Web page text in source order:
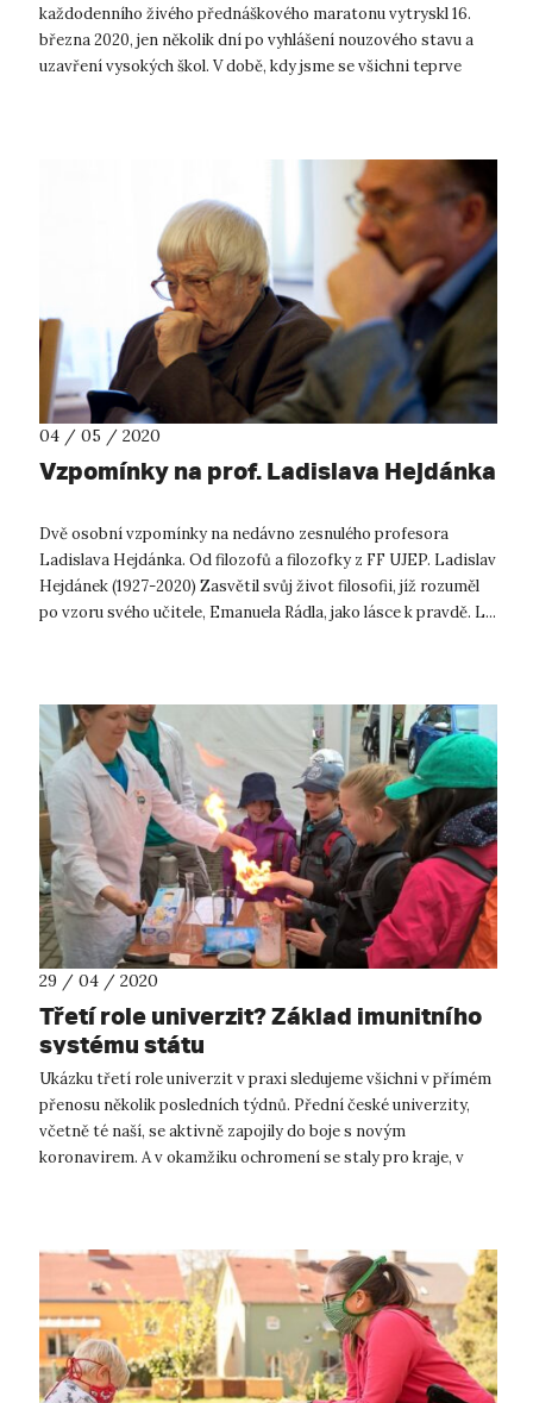
každodenního živého přednáškového maratonu vytryskl 16.
března 2020, jen několik dní po vyhlášení nouzového stavu a
uzavření vysokých škol. V době, kdy jsme se všichni teprve
04 / 05 / 2020
Vzpomínky na prof. Ladislava Hejdánka
Dvě osobní vzpomínky na nedávno zesnulého profesora
Ladislava Hejdánka. Od filozofů a filozofky z FF UJEP. Ladislav
Hejdánek (1927-2020) Zasvětil svůj život filosofii, jíž rozuměl
po vzoru svého učitele, Emanuela Rádla, jako lásce k pravdě. L...
29 / 04 / 2020
Třetí role univerzit? Základ imunitního
systému státu
Ukázku třetí role univerzit v praxi sledujeme všichni v přímém
přenosu několik posledních týdnů. Přední české univerzity,
včetně té naší, se aktivně zapojily do boje s novým
koronavirem. A v okamžiku ochromení se staly pro kraje, v